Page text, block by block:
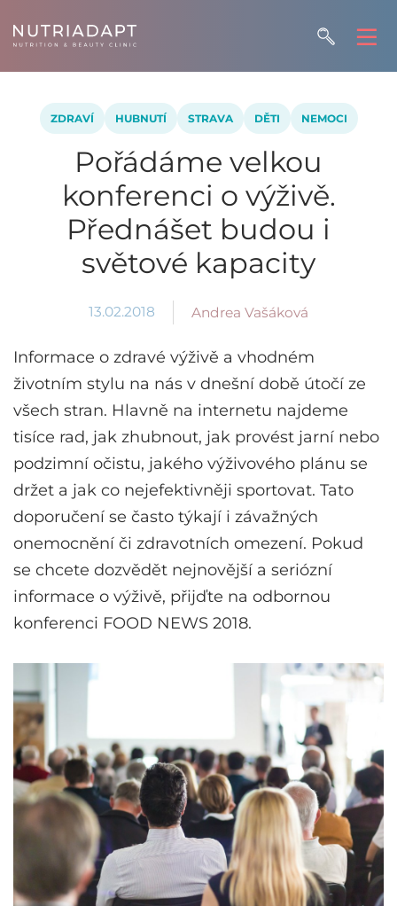
ZDRAVÍ HUBNUTÍ STRAVA DĚTI NEMOCI
Pořádáme velkou
konferenci o výživě.
Přednášet budou i
světové kapacity
13.02.2018 Andrea Vašáková
Informace o zdravé výživě a vhodném
životním stylu na nás v dnešní době útočí ze
všech stran. Hlavně na internetu najdeme
tisíce rad, jak zhubnout, jak provést jarní nebo
podzimní očistu, jakého výživového plánu se
držet a jak co nejefektivněji sportovat. Tato
doporučení se často týkají i závažných
onemocnění či zdravotních omezení. Pokud
se chcete dozvědět nejnovější a seriózní
informace o výživě, přijďte na odbornou
konferenci FOOD NEWS 2018.